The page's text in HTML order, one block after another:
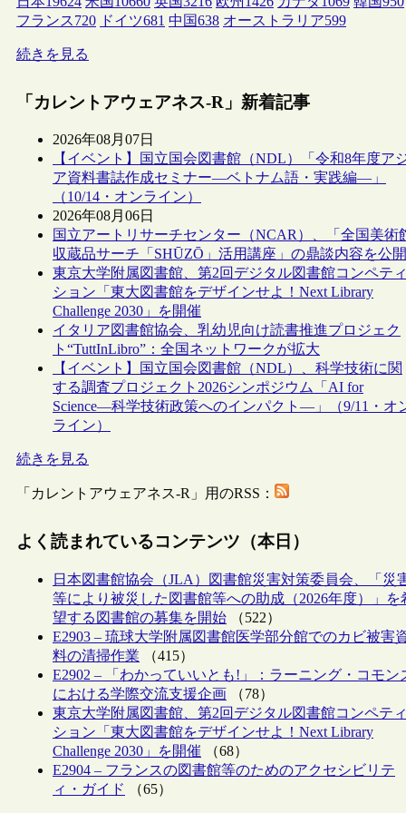
フランス720 ドイツ681 中国638 オーストラリア599
続きを見る
「カレントアウェアネス-R」新着記事
2026年08月07日
【イベント】国立国会図書館（NDL）「令和8年度ア
ア資料書誌作成セミナー―ベトナム語・実践編―」
（10/14・オンライン）
2026年08月06日
国立アートリサーチセンター（NCAR）、「全国美術
収蔵品サーチ「SHŪZŌ」活用講座」の鼎談内容を公開
東京大学附属図書館、第2回デジタル図書館コンペティ
ション「東大図書館をデザインせよ！Next Library
Challenge 2030」を開催
イタリア図書館協会、乳幼児向け読書推進プロジェク
ト“TuttInLibro”：全国ネットワークが拡大
【イベント】国立国会図書館（NDL）、科学技術に関
する調査プロジェクト2026シンポジウム「AI for
Science―科学技術政策へのインパクト―」（9/11・オ
ライン）
続きを見る
「カレントアウェアネス-R」用のRSS：
よく読まれているコンテンツ（本日）
日本図書館協会（JLA）図書館災害対策委員会、「災
等により被災した図書館等への助成（2026年度）」を
望する図書館の募集を開始 （522）
E2903 – 琉球大学附属図書館医学部分館でのカビ被害
料の清掃作業 （415）
E2902 – 「わかっていいとも!」：ラーニング・コモン
における学際交流支援企画 （78）
東京大学附属図書館、第2回デジタル図書館コンペティ
ション「東大図書館をデザインせよ！Next Library
Challenge 2030」を開催 （68）
E2904 – フランスの図書館等のためのアクセシビリテ
ィ・ガイド
（65）